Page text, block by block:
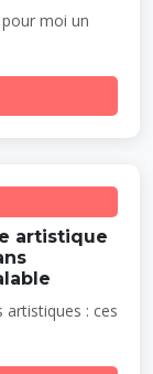
moi un
artistique
artistiques : ces